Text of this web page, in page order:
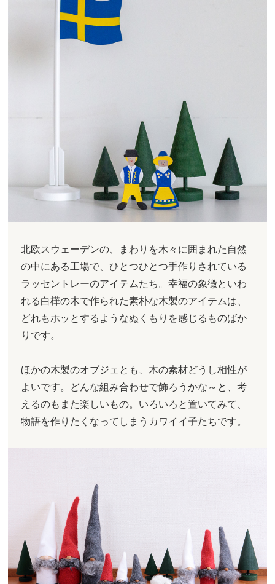
北欧スウェーデンの、まわりを木々に囲まれた自然
の中にある工場で、ひとつひとつ手作りされている
ラッセントレーのアイテムたち。幸福の象徴といわ
れる白樺の木で作られた素朴な木製のアイテムは、
どれもホッとするようなぬくもりを感じるものばか
りです。
ほかの木製のオブジェとも、木の素材どうし相性が
よいです。どんな組み合わせで飾ろうかな～と、考
えるのもまた楽しいもの。いろいろと置いてみて、
物語を作りたくなってしまうカワイイ子たちです。